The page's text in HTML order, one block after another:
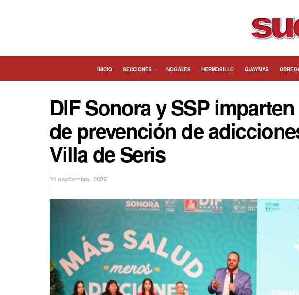
INICIO SECCIONES NOGALES HERMOSILLO GUAYMAS
DIF Sonora y SSP
de prevención de
Villa de Seris
24 septiembre, 2025